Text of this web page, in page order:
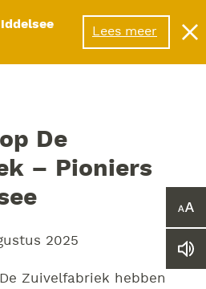
Lees meer
Menu
of
De
– Pioniers
2025
Zuivelfabriek hebben